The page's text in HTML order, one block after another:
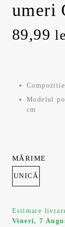
umeri
Prețul
fost:
89,99
Prețul
89,99
Modelul
cm
UNICĂ
MĂRIME
Estimare
Vineri, 7